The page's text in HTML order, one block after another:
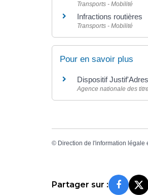
Transports - Mobilité
Infractions routières
Transports - Mobilité
Pour en savoir plus
Dispositif
Agence nationale des
© Direction de l'information légale
Partager sur :